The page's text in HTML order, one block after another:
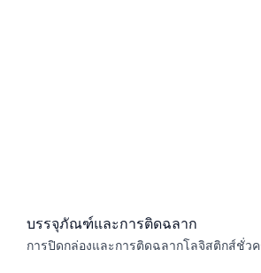
บรรจุภัณฑ์และการติดฉลาก​
การปิดกล่องและการติดฉลากโลจิสติกส์ชั่วค